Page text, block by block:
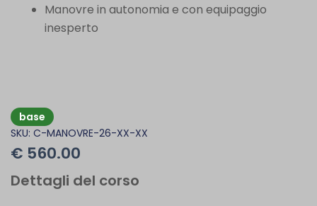
Manovre in autonomia e con equipaggio
inesperto
base
SKU: C-MANOVRE-26-XX-XX
€ 560.00
Dettagli del corso